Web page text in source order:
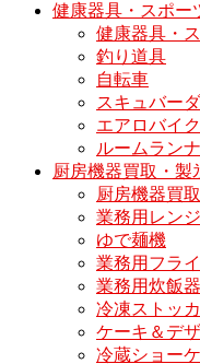
健康器具・スポー
健康器具・
釣り道具
自転車
スキュバー
エアロバイク
ルームラン
厨房機器買取・製
厨房機器買
業務用レンジ
ゆで麺機
業務用フラ
業務用炊飯器
冷凍ストッ
ケーキ＆デ
冷蔵ショー